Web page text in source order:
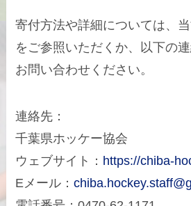
寄付方法や詳細については、
をご参照いただくか、以下の
お問い合わせください。
連絡先：
千葉県ホッケー協会
ウェブサイト： https://chiba-
Eメール：